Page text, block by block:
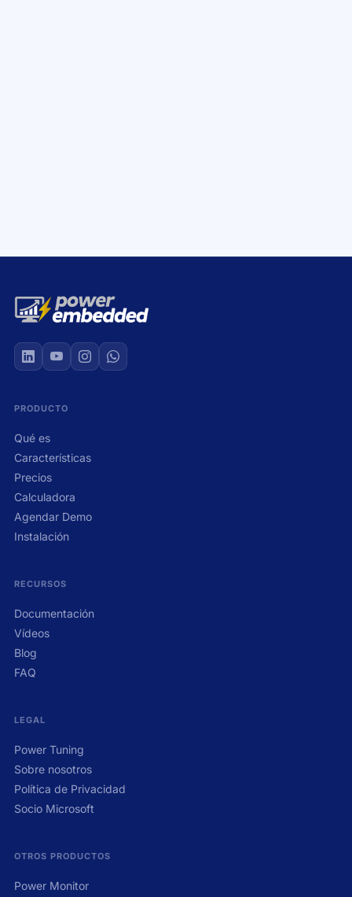
PRODUCTO
Qué es
Características
Precios
Calculadora
Agendar Demo
Instalación
RECURSOS
Documentación
Vídeos
Blog
FAQ
LEGAL
Power Tuning
Sobre nosotros
Política de Privacidad
Socio Microsoft
OTROS PRODUCTOS
Power Monitor